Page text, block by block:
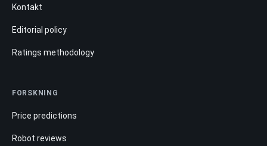
Kontakt
Editorial policy
Ratings methodology
FORSKNING
Price predictions
Robot reviews